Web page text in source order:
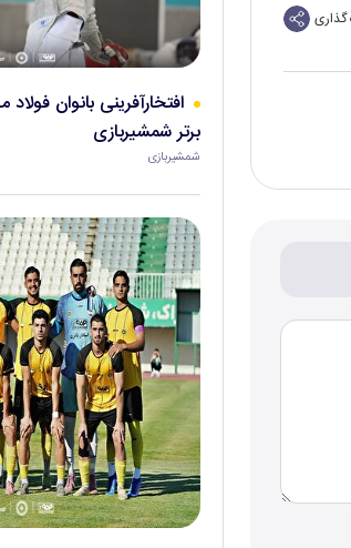
گذاری
افتخارآفرینی بانوان
برتر شمشیربازی
شمشیربازی